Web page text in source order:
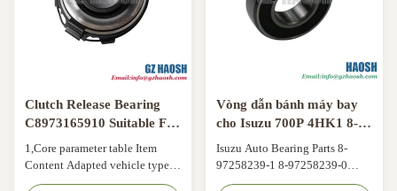
Clutch Release Bearing
C8973165910 Suitable For
ISUZU TFR55 4JB1T with
3-Month Warranty and
1,Core parameter table Item
Content Adapted vehicle type
ISUZU Material Metal OE No.
Vòng dẫn bánh máy bay
cho Isuzu 700P 4HK1 8-
97258239-1 8-97258239-0
8972582390 8972582391
Isuzu Auto Bearing Parts 8-
97258239-1 8-97258239-0
8972582390 8972582391